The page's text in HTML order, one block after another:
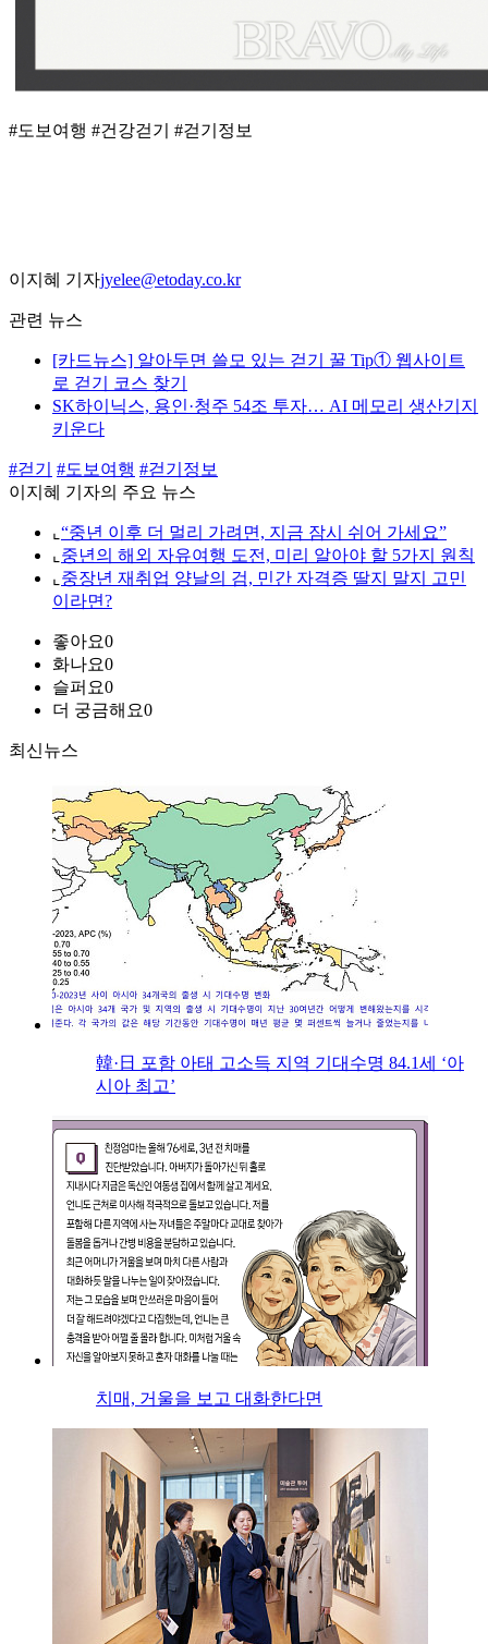
#도보여행 #건강걷기 #걷기정보
이지혜 기자jyelee@etoday.co.kr
관련 뉴스
[카드뉴스] 알아두면 쓸모 있는 걷기 꿀 Tip① 웹사이트
로 걷기 코스 찾기
SK하이닉스, 용인·청주 54조 투자… AI 메모리 생산기지
키운다
#걷기 #도보여행 #걷기정보
이지혜 기자의 주요 뉴스
⌞ “중년 이후 더 멀리 가려면, 지금 잠시 쉬어 가세요”
⌞ 중년의 해외 자유여행 도전, 미리 알아야 할 5가지 원칙
⌞ 중장년 재취업 양날의 검, 민간 자격증 딸지 말지 고민
이라면?
좋아요0
화나요0
슬퍼요0
더 궁금해요0
최신뉴스
韓·日 포함 아태 고소득 지역 기대수명 84.1세 ‘아
시아 최고’
치매, 거울을 보고 대화한다면